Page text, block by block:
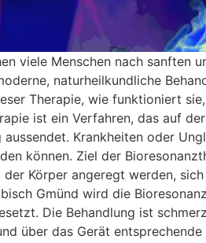
viele Menschen nach sanften
naturheilkundliche
Therapie, wie funktioniert
ist ein Verfahren, das auf
Krankheiten oder
können. Ziel der
Körper angeregt werden,
Gmünd wird die
Die Behandlung ist
über das Gerät entsprechende